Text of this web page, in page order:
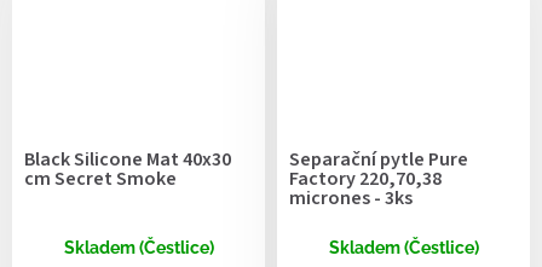
Black Silicone Mat 40x30
cm Secret Smoke
Skladem (Čestlice)
Separační pytle Pure
Factory 220,70,38
micrones - 3ks
Skladem (Čestlice)